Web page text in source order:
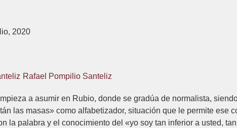
2020
Rafael Pompilio Santeliz
a asumir en Rubio, donde se gradúa de normalista,
las masas» como alfabetizador, situación que le permite ese
la palabra y el conocimiento del «yo soy tan inferior a usted,